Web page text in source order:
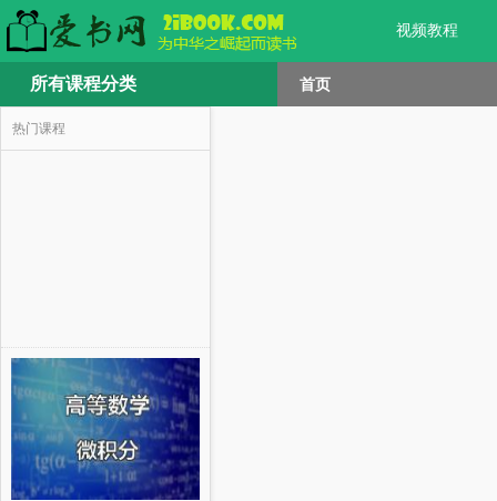
视频教程
所有课程分类 首页
热门课程